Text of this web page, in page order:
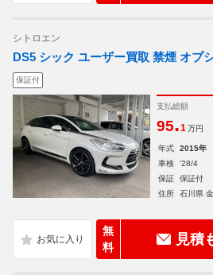
シトロエン
DS5 シック ユーザー買取 禁煙 オプ
保証付
支払総額
95.1 万円
年式 2015年
車検
'28/4
保証
保証付
住所
石川県
無
料
見積